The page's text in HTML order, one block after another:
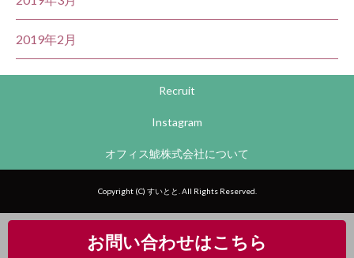
2019年2月
Recruit
Instagram
オフィス鯱株式会社について
Copyright (C) すいとと. All Rights Reserved.
お問い合わせはこちら